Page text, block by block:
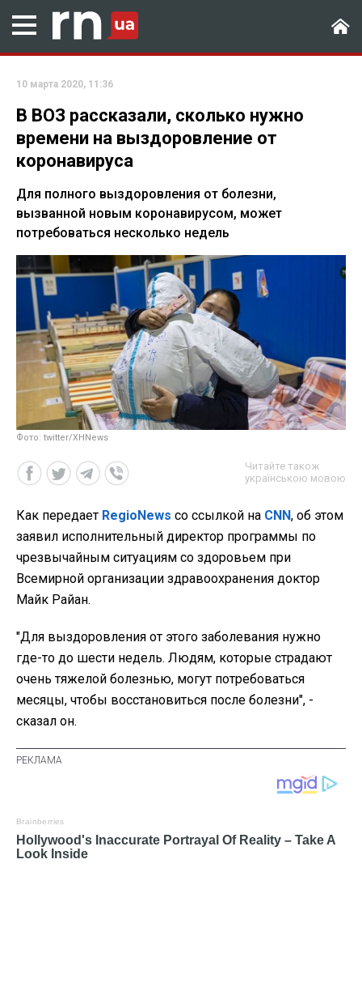
10 марта 2020, 11:36
В ВОЗ рассказали, сколько нужно
времени на выздоровление от
коронавируса
Для полного выздоровления от болезни,
вызванной новым коронавирусом, может
потребоваться несколько недель
Фото: twitter/XHNews
Читайте також
українською мовою
Как передает RegioNews со ссылкой на CNN, об этом
заявил исполнительный директор программы по
чрезвычайным ситуациям со здоровьем при
Всемирной организации здравоохранения доктор
Майк Райан.
"Для выздоровления от этого заболевания нужно
где-то до шести недель. Людям, которые страдают
очень тяжелой болезнью, могут потребоваться
месяцы, чтобы восстановиться после болезни", -
сказал он.